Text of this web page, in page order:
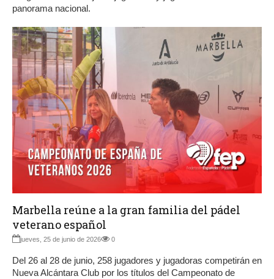
panorama nacional.
Marbella reúne a la gran familia del pádel
veterano español
jueves, 25 de junio de 2026 0
Del 26 al 28 de junio, 258 jugadores y jugadoras competirán en
Nueva Alcántara Club por los títulos del Campeonato de